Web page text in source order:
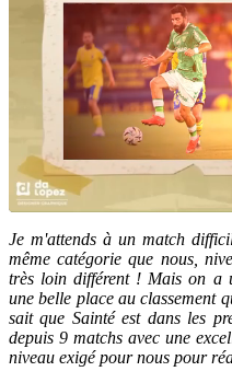
Je m'attends à un match
même catégorie que nous,
très loin différent ! Mais on a
une belle place au classement
sait que Sainté est dans les
depuis 9 matchs avec une
niveau exigé pour nous pour